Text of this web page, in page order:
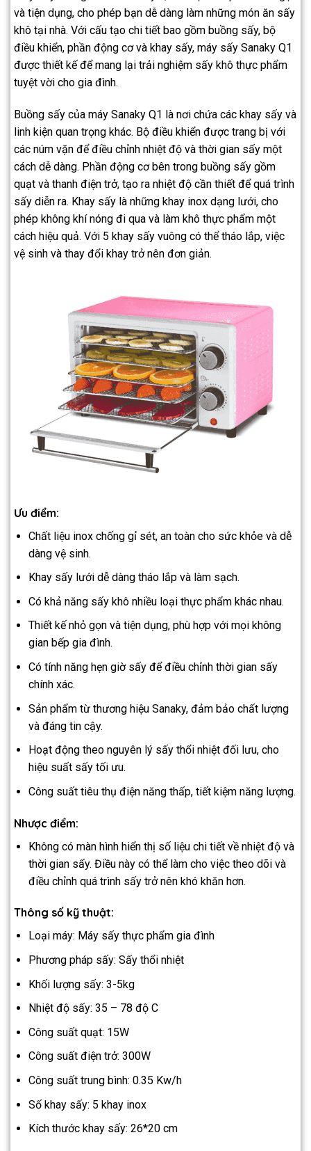
và tiện dụng, cho phép bạn dễ dàng làm những món ăn sấy
khô tại nhà. Với cấu tạo chi tiết bao gồm buồng sấy, bộ
điều khiển, phần động cơ và khay sấy, máy sấy Sanaky Q1
được thiết kế để mang lại trải nghiệm sấy khô thực phẩm
tuyệt vời cho gia đình.
Buồng sấy của máy Sanaky Q1 là nơi chứa các khay sấy và
linh kiện quan trọng khác. Bộ điều khiển được trang bị với
các núm vặn để điều chỉnh nhiệt độ và thời gian sấy một
cách dễ dàng. Phần động cơ bên trong buồng sấy gồm
quạt và thanh điện trở, tạo ra nhiệt độ cần thiết để quá trình
sấy diễn ra. Khay sấy là những khay inox dạng lưới, cho
phép không khí nóng đi qua và làm khô thực phẩm một
cách hiệu quả. Với 5 khay sấy vuông có thể tháo lắp, việc
vệ sinh và thay đổi khay trở nên đơn giản.
Ưu điểm:
Chất liệu inox chống gỉ sét, an toàn cho sức khỏe và dễ
dàng vệ sinh.
Khay sấy lưới dễ dàng tháo lắp và làm sạch.
Có khả năng sấy khô nhiều loại thực phẩm khác nhau.
Thiết kế nhỏ gọn và tiện dụng, phù hợp với mọi không
gian bếp gia đình.
Có tính năng hẹn giờ sấy để điều chỉnh thời gian sấy
chính xác.
Sản phẩm từ thương hiệu Sanaky, đảm bảo chất lượng
và đáng tin cậy.
Hoạt động theo nguyên lý sấy thổi nhiệt đối lưu, cho
hiệu suất sấy tối ưu.
Công suất tiêu thụ điện năng thấp, tiết kiệm năng lượng.
Nhược điểm:
Không có màn hình hiển thị số liệu chi tiết về nhiệt độ và
thời gian sấy. Điều này có thể làm cho việc theo dõi và
điều chỉnh quá trình sấy trở nên khó khăn hơn.
Thông số kỹ thuật:
Loại máy: Máy sấy thực phẩm gia đình
Phương pháp sấy: Sấy thổi nhiệt
Khối lượng sấy: 3-5kg
Nhiệt độ sấy: 35 – 78 độ C
Công suất quạt: 15W
Công suất điện trở: 300W
Công suất trung bình: 0.35 Kw/h
Số khay sấy: 5 khay inox
Kích thước khay sấy: 26*20 cm